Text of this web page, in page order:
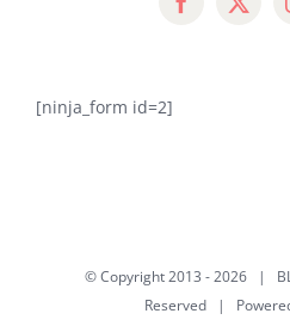
[ninja_form id=2]
© Copyright 2013 -2026 |
Reserved |